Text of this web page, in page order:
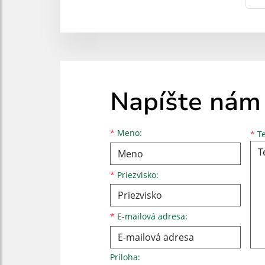
Napíšte nám
* Meno:
Meno
* Priezvisko:
Priezvisko
* E-mailová adresa:
E-mailová adresa *
Príloha: